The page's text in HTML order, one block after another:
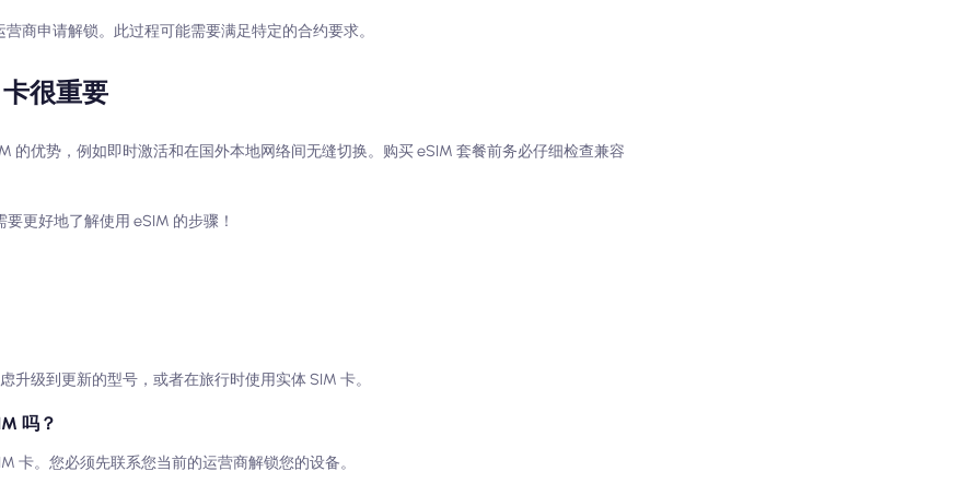
商申请解锁。此过程可能需要满足特定的合约要求。
很重要
的优势，例如即时激活和在国外本地网络间无缝切换。购买 eSIM 套餐前务必仔细检查兼容
要更好地了解使用 eSIM 的步骤！
级到更新的型号，或者在旅行时使用实体 SIM 卡。
吗？
卡。您必须先联系您当前的运营商解锁您的设备。